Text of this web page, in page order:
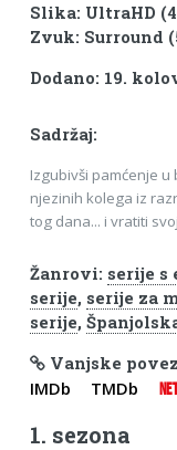
Slika: UltraHD
Zvuk: Surround
Dodano: 19.
Sadržaj:
Izgubivši pamćenje
njezinih kolega iz
tog dana... i vratiti
Žanrovi: serije s
serije, serije za
serije,
Vanjske
IMDb TMDb
1. sezona